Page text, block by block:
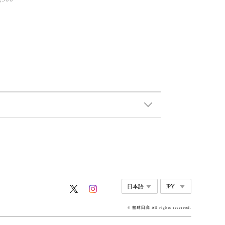
© 書肆田高 All rights reserved.